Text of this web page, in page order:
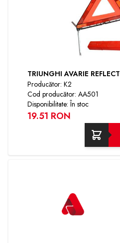
TRIUNGHI AVARIE
Producător: K2
Cod producător: AA501
Disponibilitate: În stoc
19.51 RON